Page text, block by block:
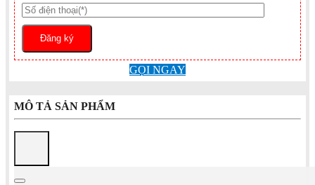
GỌI NGAY
MÔ TẢ SẢN PHẨM